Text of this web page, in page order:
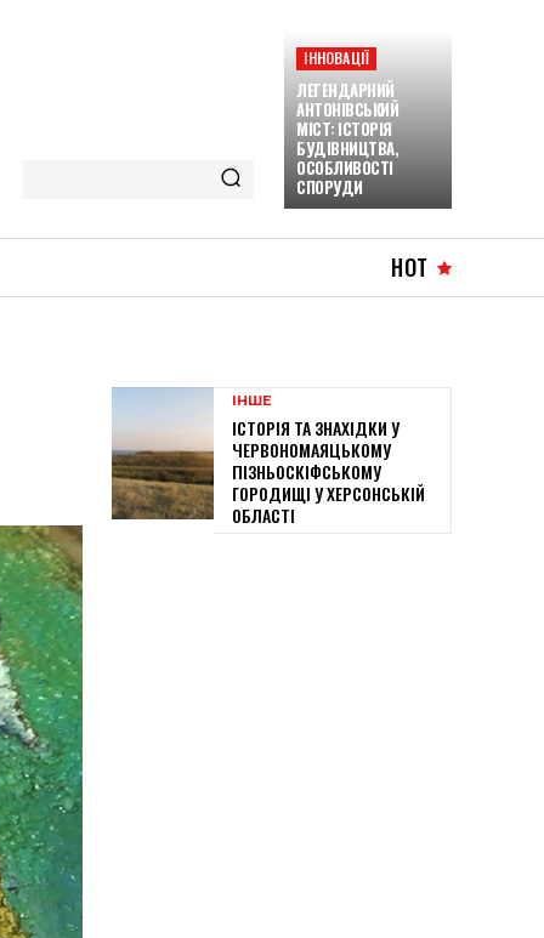
ІННОВАЦІЇ
ЛЕГЕНДАРНИЙ
АНТОНІВСЬКИЙ
МІСТ: ІСТОРІЯ
БУДІВНИЦТВА,
ОСОБЛИВОСТІ
СПОРУДИ
HOT
ІНШЕ
ІСТОРІЯ ТА ЗНАХІДКИ У
ЧЕРВОНОМАЯЦЬКОМУ
ПІЗНЬОСКІФСЬКОМУ
ГОРОДИЩІ У ХЕРСОНСЬКІЙ
ОБЛАСТІ